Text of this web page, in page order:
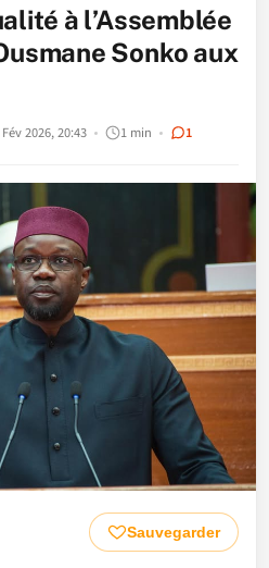
à l’Assemblée
Sonko aux
2026, 20:43 1 min 1
Sauvegarder